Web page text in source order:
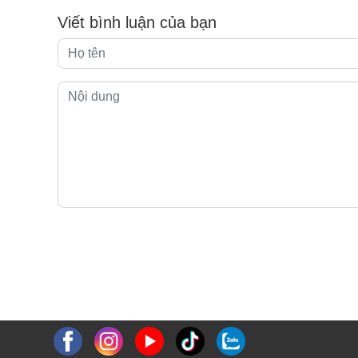
Viết bình luận của bạn